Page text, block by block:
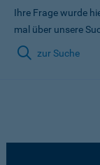
Ihre Frage wurde
mal über unsere
zur Suche